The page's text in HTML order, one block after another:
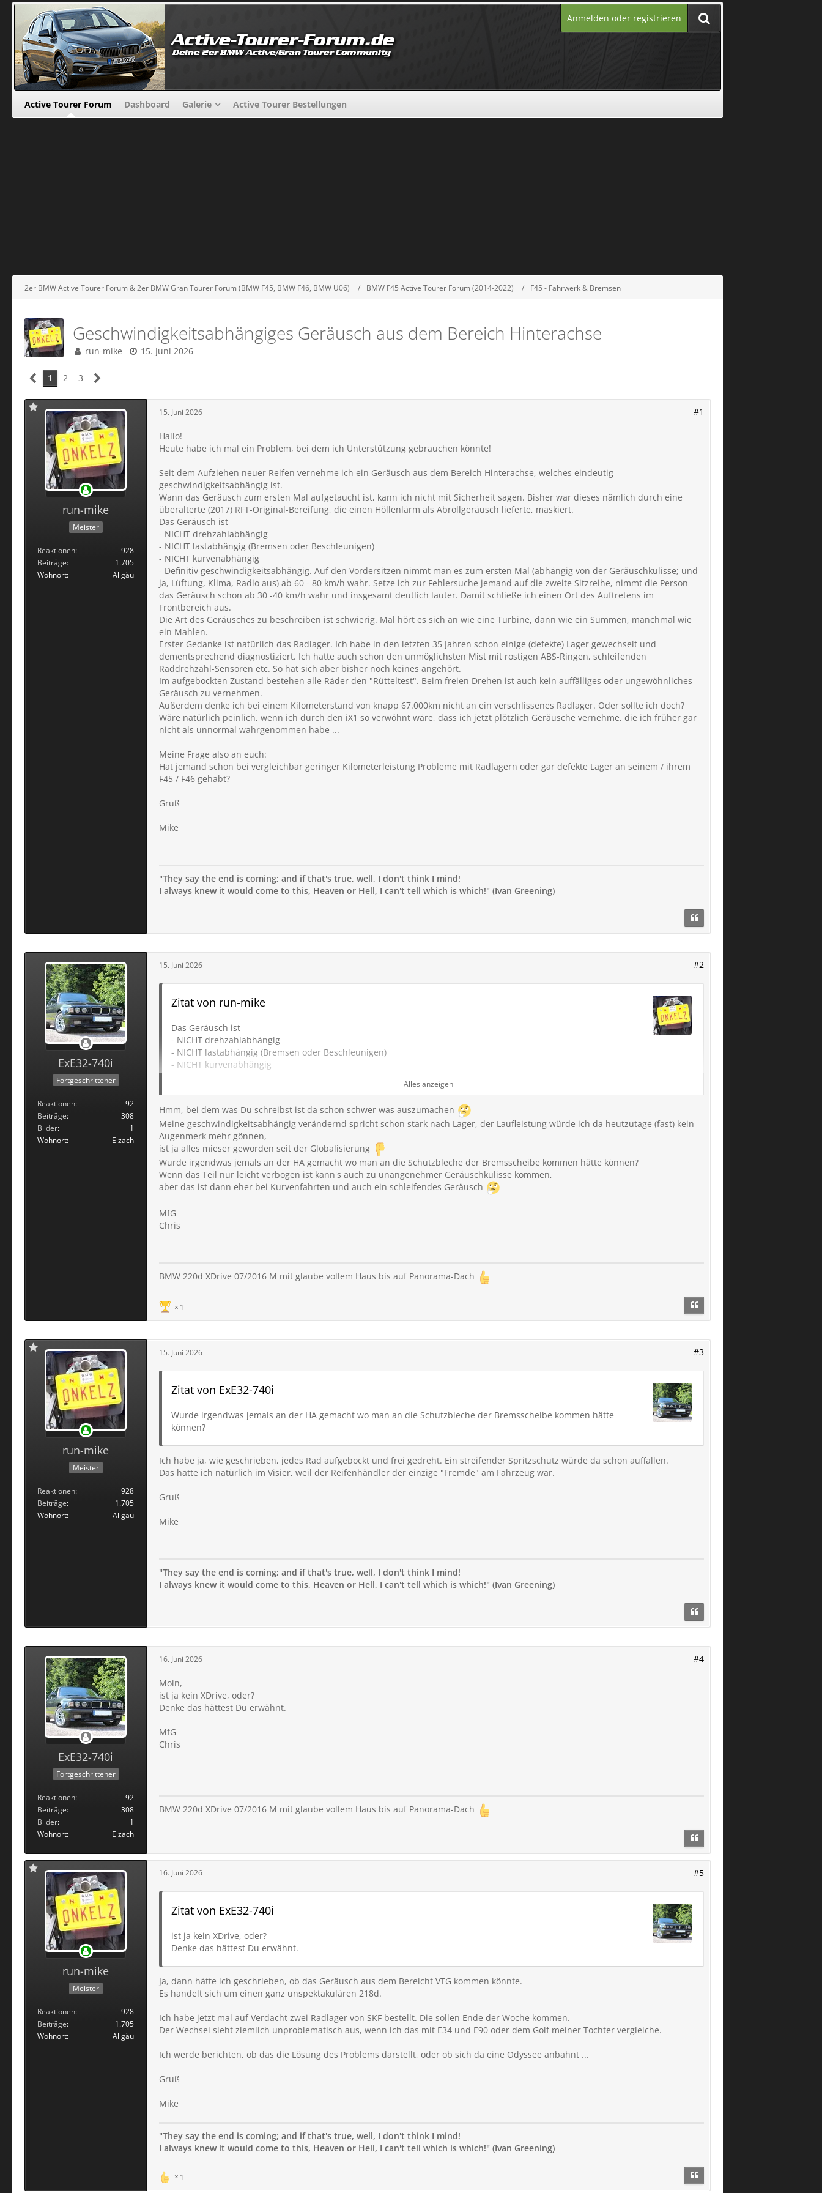
Anmelden oder registrieren
Active Tourer Forum Dashboard Galerie Active Tourer Bestellungen
2er BMW Active Tourer Forum & 2er BMW Gran Tourer Forum (BMW F45, BMW F46, BMW U06) BMW F45 Active Tourer Forum (2014-2022) F45 - Fahrwerk & Bremsen
Geschwindigkeitsabhängiges Geräusch aus dem Bereich Hinterachse
run-mike 15. Juni 2026
1 2 3
run-mike
Meister
Reaktionen
928
Beiträge
1.705
Wohnort
Allgäu
15. Juni 2026 #1
Hallo!
Heute habe ich mal ein Problem, bei dem ich Unterstützung gebrauchen könnte!
Seit dem Aufziehen neuer Reifen vernehme ich ein Geräusch aus dem Bereich Hinterachse, welches eindeutig
geschwindigkeitsabhängig ist.
Wann das Geräusch zum ersten Mal aufgetaucht ist, kann ich nicht mit Sicherheit sagen. Bisher war dieses nämlich durch eine
überalterte (2017) RFT-Original-Bereifung, die einen Höllenlärm als Abrollgeräusch lieferte, maskiert.
Das Geräusch ist
- NICHT drehzahlabhängig
- NICHT lastabhängig (Bremsen oder Beschleunigen)
- NICHT kurvenabhängig
- Definitiv geschwindigkeitsabhängig. Auf den Vordersitzen nimmt man es zum ersten Mal (abhängig von der Geräuschkulisse; und
ja, Lüftung, Klima, Radio aus) ab 60 - 80 km/h wahr. Setze ich zur Fehlersuche jemand auf die zweite Sitzreihe, nimmt die Person
das Geräusch schon ab 30 -40 km/h wahr und insgesamt deutlich lauter. Damit schließe ich einen Ort des Auftretens im
Frontbereich aus.
Die Art des Geräusches zu beschreiben ist schwierig. Mal hört es sich an wie eine Turbine, dann wie ein Summen, manchmal wie
ein Mahlen.
Erster Gedanke ist natürlich das Radlager. Ich habe in den letzten 35 Jahren schon einige (defekte) Lager gewechselt und
dementsprechend diagnostiziert. Ich hatte auch schon den unmöglichsten Mist mit rostigen ABS-Ringen, schleifenden
Raddrehzahl-Sensoren etc. So hat sich aber bisher noch keines angehört.
Im aufgebockten Zustand bestehen alle Räder den "Rütteltest". Beim freien Drehen ist auch kein auffälliges oder ungewöhnliches
Geräusch zu vernehmen.
Außerdem denke ich bei einem Kilometerstand von knapp 67.000km nicht an ein verschlissenes Radlager. Oder sollte ich doch?
Wäre natürlich peinlich, wenn ich durch den iX1 so verwöhnt wäre, dass ich jetzt plötzlich Geräusche vernehme, die ich früher gar
nicht als unnormal wahrgenommen habe ...
Meine Frage also an euch:
Hat jemand schon bei vergleichbar geringer Kilometerleistung Probleme mit Radlagern oder gar defekte Lager an seinem / ihrem
F45 / F46 gehabt?
Gruß
Mike
"They say the end is coming; and if that's true, well, I don't think I mind!
I always knew it would come to this, Heaven or Hell, I can't tell which is which!" (Ivan Greening)
ExE32-740i
Fortgeschrittener
Reaktionen
92
Beiträge
308
Bilder
1
Wohnort
Elzach
15. Juni 2026 #2
Zitat von run-mike
Das Geräusch ist
- NICHT drehzahlabhängig
- NICHT lastabhängig (Bremsen oder Beschleunigen)
- NICHT kurvenabhängig
Die Art des Geräusches zu beschreiben ist schwierig. Mal hört es sich an wie eine Turbine, dann wie ein Summen,
Alles anzeigen
Hmm, bei dem was Du schreibst ist da schon schwer was auszumachen
Meine geschwindigkeitsabhängig verändernd spricht schon stark nach Lager, der Laufleistung würde ich da heutzutage (fast) kein
Augenmerk mehr gönnen,
ist ja alles mieser geworden seit der Globalisierung
Wurde irgendwas jemals an der HA gemacht wo man an die Schutzbleche der Bremsscheibe kommen hätte können?
Wenn das Teil nur leicht verbogen ist kann's auch zu unangenehmer Geräuschkulisse kommen,
aber das ist dann eher bei Kurvenfahrten und auch ein schleifendes Geräusch
MfG
Chris
BMW 220d XDrive 07/2016 M mit glaube vollem Haus bis auf Panorama-Dach
1
run-mike
Meister
Reaktionen
928
Beiträge
1.705
Wohnort
Allgäu
15. Juni 2026 #3
Zitat von ExE32-740i
Wurde irgendwas jemals an der HA gemacht wo man an die Schutzbleche der Bremsscheibe kommen hätte
können?
Ich habe ja, wie geschrieben, jedes Rad aufgebockt und frei gedreht. Ein streifender Spritzschutz würde da schon auffallen.
Das hatte ich natürlich im Visier, weil der Reifenhändler der einzige "Fremde" am Fahrzeug war.
Gruß
Mike
"They say the end is coming; and if that's true, well, I don't think I mind!
I always knew it would come to this, Heaven or Hell, I can't tell which is which!" (Ivan Greening)
ExE32-740i
Fortgeschrittener
Reaktionen
92
Beiträge
308
Bilder
1
Wohnort
Elzach
16. Juni 2026 #4
Moin,
ist ja kein XDrive, oder?
Denke das hättest Du erwähnt.
MfG
Chris
BMW 220d XDrive 07/2016 M mit glaube vollem Haus bis auf Panorama-Dach
run-mike
Meister
Reaktionen
928
Beiträge
1.705
Wohnort
Allgäu
16. Juni 2026 #5
Zitat von ExE32-740i
ist ja kein XDrive, oder?
Denke das hättest Du erwähnt.
Ja, dann hätte ich geschrieben, ob das Geräusch aus dem Bereicht VTG kommen könnte.
Es handelt sich um einen ganz unspektakulären 218d.
Ich habe jetzt mal auf Verdacht zwei Radlager von SKF bestellt. Die sollen Ende der Woche kommen.
Der Wechsel sieht ziemlich unproblematisch aus, wenn ich das mit E34 und E90 oder dem Golf meiner Tochter vergleiche.
Ich werde berichten, ob das die Lösung des Problems darstellt, oder ob sich da eine Odyssee anbahnt ...
Gruß
Mike
"They say the end is coming; and if that's true, well, I don't think I mind!
I always knew it would come to this, Heaven or Hell, I can't tell which is which!" (Ivan Greening)
1